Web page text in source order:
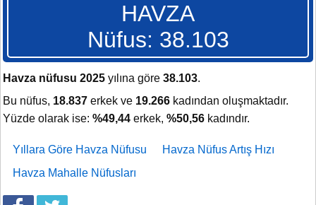
HAVZA
Nüfus: 38.103
Havza nüfusu 2025 yılına göre 38.103.
Bu nüfus, 18.837 erkek ve 19.266 kadından oluşmaktadır.
Yüzde olarak ise: %49,44 erkek, %50,56 kadındır.
Yıllara Göre Havza Nüfusu
Havza Nüfus Artış Hızı
Havza Mahalle Nüfusları